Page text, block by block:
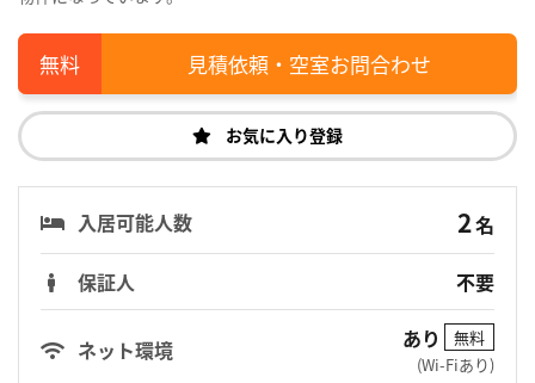
見積依頼・空室お問合わせ
お気に入り登録
入居可能人数 2名
保証人
不要
ネット環境 あり
無料
(Wi-Fiあり)